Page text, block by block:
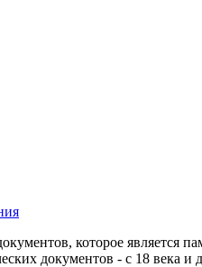
которое является
документов - с 18 века и